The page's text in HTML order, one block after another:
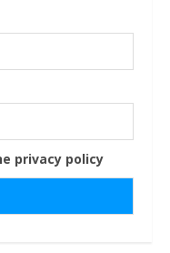
privacy policy